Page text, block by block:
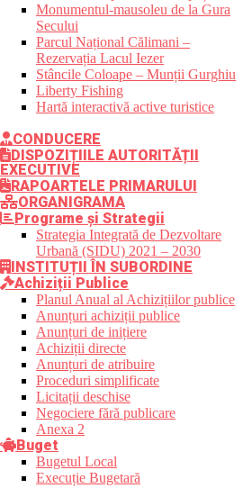
Monumentul-mausoleu de la Gura
Secului
Parcul Național Călimani –
Rezervația Lacul Iezer
Stâncile Coloape – Munții Gurghiu
Liberty Fishing
Hartă interactivă active turistice
CONDUCERE
DISPOZIȚIILE AUTORITĂȚII
EXECUTIVE
RAPOARTELE PRIMARULUI
ORGANIGRAMA
Programe și Strategii
Strategia Integrată de Dezvoltare
Urbană (SIDU) 2021 – 2030
INSTITUȚII ÎN SUBORDINE
Achiziții Publice
Planul Anual al Achizițiilor publice
Anunțuri achiziții publice
Anunțuri de inițiere
Achiziții directe
Anunțuri de atribuire
Proceduri simplificate
Licitații deschise
Negociere fără publicare
Anexa 2
Buget
Bugetul Local
Execuție Bugetară